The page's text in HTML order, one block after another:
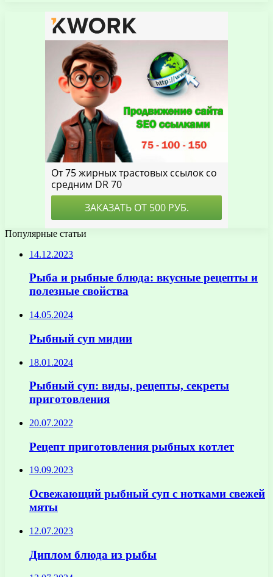
Популярные статьи
14.12.2023
Рыба и рыбные блюда: вкусные рецепты и
полезные свойства
14.05.2024
Рыбный суп мидии
18.01.2024
Рыбный суп: виды, рецепты, секреты
приготовления
20.07.2022
Рецепт приготовления рыбных котлет
19.09.2023
Освежающий рыбный суп с нотками свежей
мяты
12.07.2023
Диплом блюда из рыбы